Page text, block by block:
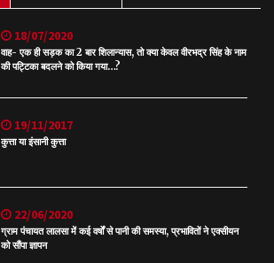
18/07/2020
वाह- एक ही सड़क का 2 बार शिलान्यास, तो क्या केवल वीरभद्र सिंह के नाम
की पट्टिका बदलने को किया गया…?
19/11/2017
कुत्ता या इंसानी कुत्ता
22/06/2020
ग्राम पंचायत लालसा में कई वर्षों से पानी की समस्या, प्रभावितों ने एक्सीयन
को सौंपा ज्ञापन